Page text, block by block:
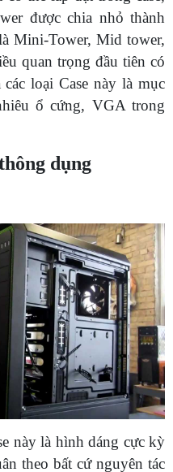
được chia nhỏ thành
Mini-Tower, Mid tower,
quan trọng đầu tiên có
loại Case này là mục
ổ cứng, VGA trong
dụng
này là hình dáng cực kỳ
theo bất cứ nguyên tác